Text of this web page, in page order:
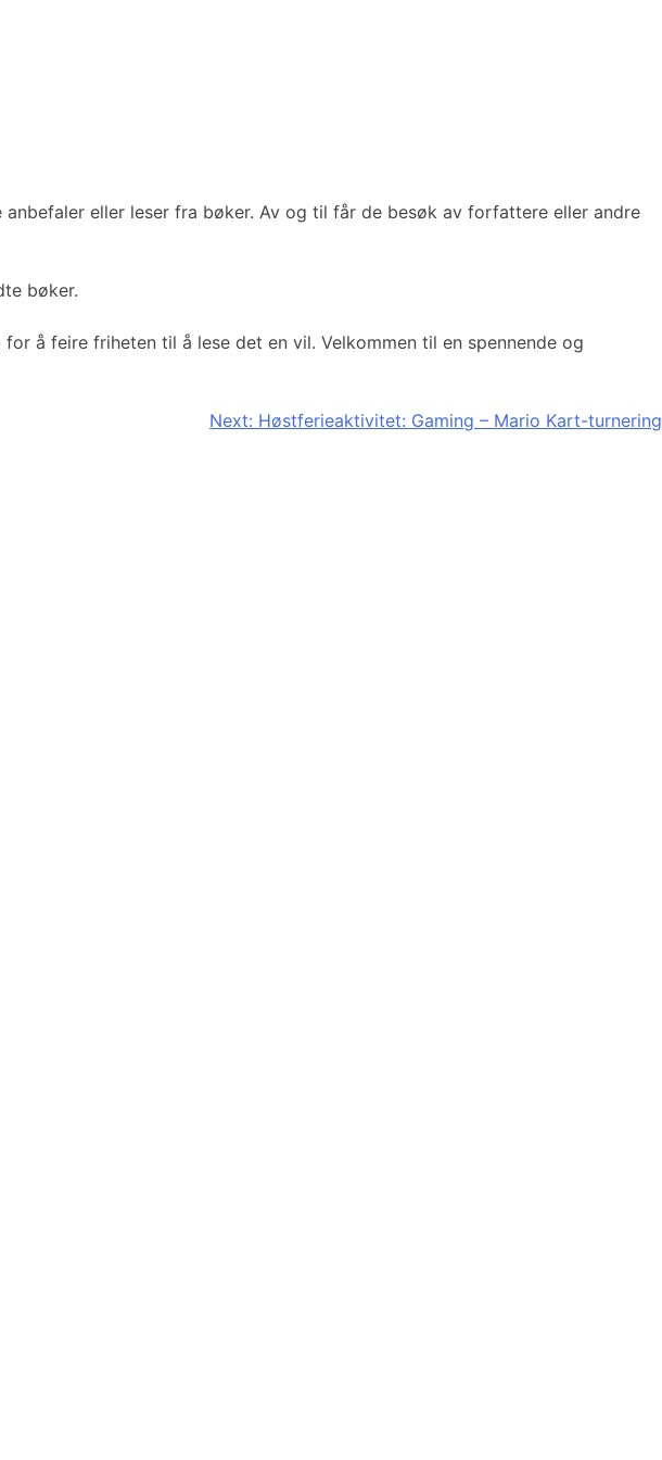
eller leser fra bøker. Av og til får de besøk av forfattere eller andre
bøker.
å feire friheten til å lese det en vil. Velkommen til en spennende og
Next: Høstferieaktivitet: Gaming – Mario Kart-turnering